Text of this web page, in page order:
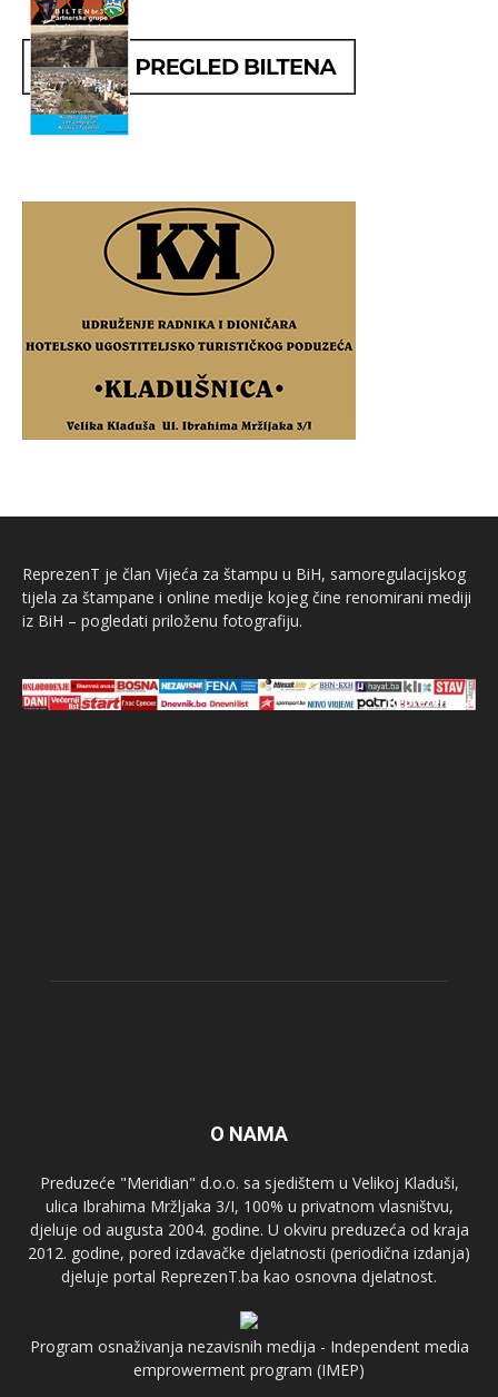
ReprezenT je član Vijeća za štampu u BiH, samoregulacijskog
tijela za štampane i online medije kojeg čine renomirani mediji
iz BiH – pogledati priloženu fotografiju.
O NAMA
Preduzeće "Meridian" d.o.o. sa sjedištem u Velikoj Kladuši,
ulica Ibrahima Mržljaka 3/I, 100% u privatnom vlasništvu,
djeluje od augusta 2004. godine. U okviru preduzeća od kraja
2012. godine, pored izdavačke djelatnosti (periodična izdanja)
djeluje portal ReprezenT.ba kao osnovna djelatnost.
Program osnaživanja nezavisnih medija - Independent media
emprowerment program (IMEP)